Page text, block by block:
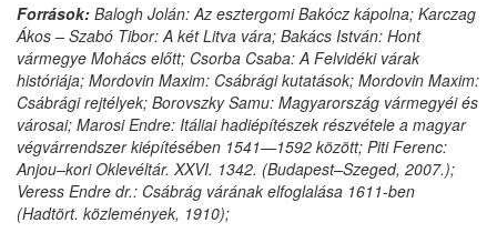
Források: Balogh Jolán: Az esztergomi Bakócz kápolna; Karczag
Ákos – Szabó Tibor: A két Litva vára; Bakács István: Hont
vármegye Mohács előtt; Csorba Csaba: A Felvidéki várak
históriája; Mordovin Maxim: Csábrági kutatások; Mordovin Maxim:
Csábrági rejtélyek; Borovszky Samu: Magyarország vármegyéi és
városai; Marosi Endre: Itáliai hadiépítészek részvétele a magyar
végvárrendszer kiépítésében 1541—1592 között; Piti Ferenc:
Anjou–kori Oklevéltár. XXVI. 1342. (Budapest–Szeged, 2007.);
Veress Endre dr.: Csábrág várának elfoglalása 1611-ben
(Hadtört. közlemények, 1910);